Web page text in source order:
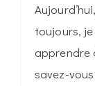
toujours,
apprendre
savez-